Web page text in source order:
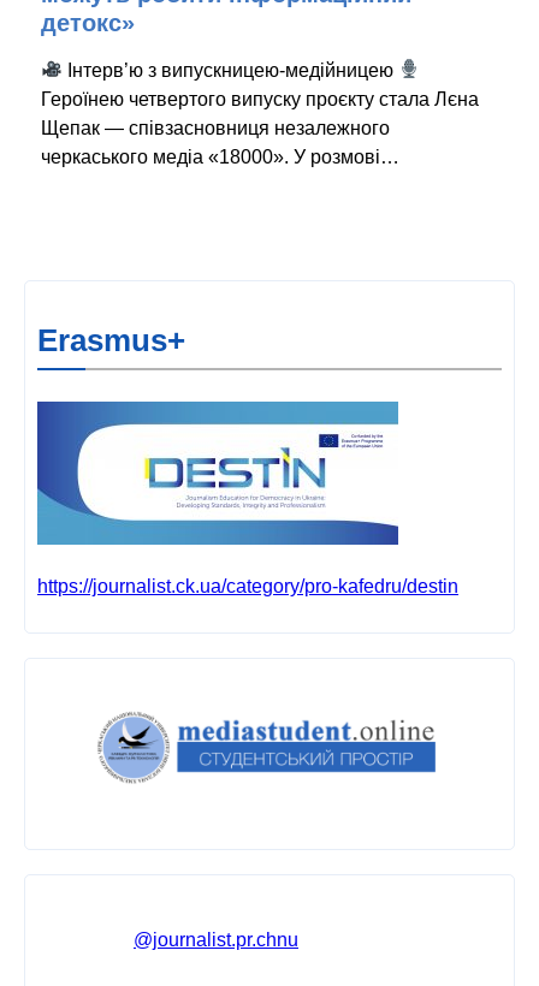
детокс»
Інтерв’ю з випускницею-медійницею
Героїнею четвертого випуску проєкту стала Лєна
Щепак — співзасновниця незалежного
черкаського медіа «18000». У розмові…
Erasmus+
https://journalist.ck.ua/category/pro-kafedru/destin
@journalist.pr.chnu